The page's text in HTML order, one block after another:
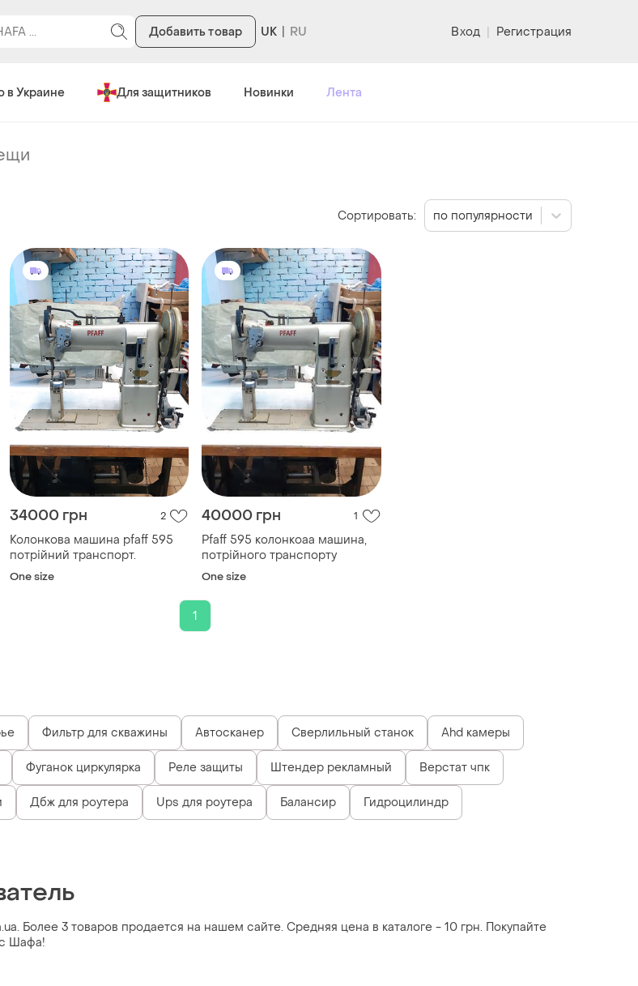
Добавить товар UK Вход | Регистрация
в Украине Для защитников Новинки Лента
34000 грн 2
Колонкова машина pfaff 595
потрійний транспорт.
One size
40000 грн 1
Pfaff 595 колонкоаа машина,
потрійного транспорту
One size
1
Фильтр для скважины Автосканер Сверлильный станок Ahd камеры
Фуганок циркулярка Реле защиты Штендер рекламный Верстат чпк
Дбж для роутера Ups для роутера Балансир Гидроцилиндр
Более 3 товаров продается на нашем сайте. Средняя цена в каталоге - 10 грн. Покупайте
Шафа!
Сортировать: по популярности